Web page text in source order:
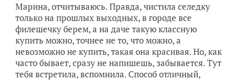
Марина, отчитываюсь. Правда, чистила селедку
только на прошлых выходных, в городе все
филешечку берем, а на даче такую классную
купить можно, точнее не то, что можно, а
невозможно не купить, такая она красивая. Но, как
часто бывает, сразу не напишешь, забывается. Тут
тебя встретила, вспомнила. Способ отличный,